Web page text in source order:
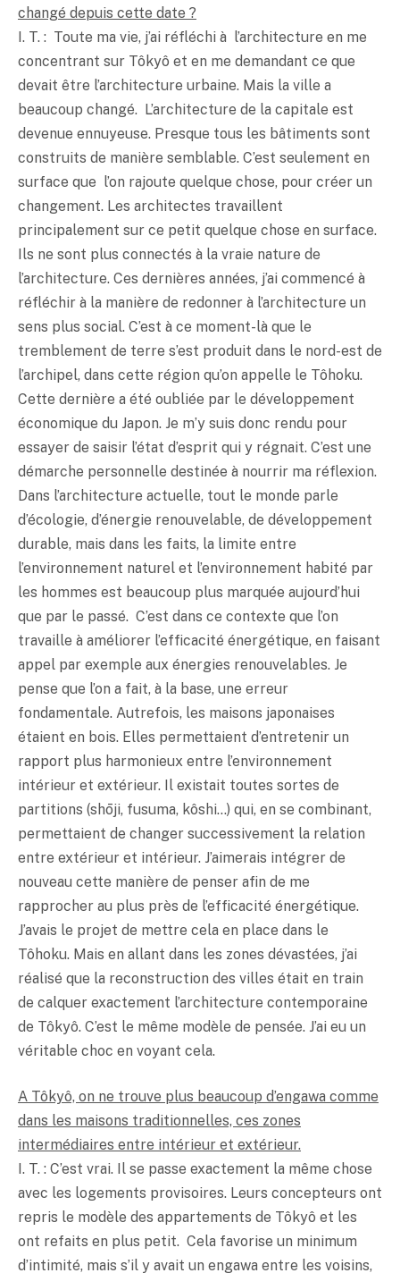
changé depuis cette date ?
I. T. : Toute ma vie, j’ai réfléchi à l’architecture en me
concentrant sur Tôkyô et en me demandant ce que
devait être l’architecture urbaine. Mais la ville a
beaucoup changé. L’architecture de la capitale est
devenue ennuyeuse. Presque tous les bâtiments sont
construits de manière semblable. C’est seulement en
surface que l’on rajoute quelque chose, pour créer un
changement. Les architectes travaillent
principalement sur ce petit quelque chose en surface.
Ils ne sont plus connectés à la vraie nature de
l’architecture. Ces dernières années, j’ai commencé à
réfléchir à la manière de redonner à l’architecture un
sens plus social. C’est à ce moment-là que le
tremblement de terre s’est produit dans le nord-est de
l’archipel, dans cette région qu’on appelle le Tôhoku.
Cette dernière a été oubliée par le développement
économique du Japon. Je m’y suis donc rendu pour
essayer de saisir l’état d’esprit qui y régnait. C’est une
démarche personnelle destinée à nourrir ma réflexion.
Dans l’architecture actuelle, tout le monde parle
d’écologie, d’énergie renouvelable, de développement
durable, mais dans les faits, la limite entre
l’environnement naturel et l’environnement habité par
les hommes est beaucoup plus marquée aujourd’hui
que par le passé. C’est dans ce contexte que l’on
travaille à améliorer l’efficacité énergétique, en faisant
appel par exemple aux énergies renouvelables. Je
pense que l’on a fait, à la base, une erreur
fondamentale. Autrefois, les maisons japonaises
étaient en bois. Elles permettaient d’entretenir un
rapport plus harmonieux entre l’environnement
intérieur et extérieur. Il existait toutes sortes de
partitions (shōji, fusuma, kôshi…) qui, en se combinant,
permettaient de changer successivement la relation
entre extérieur et intérieur. J’aimerais intégrer de
nouveau cette manière de penser afin de me
rapprocher au plus près de l’efficacité énergétique.
J’avais le projet de mettre cela en place dans le
Tôhoku. Mais en allant dans les zones dévastées, j’ai
réalisé que la reconstruction des villes était en train
de calquer exactement l’architecture contemporaine
de Tôkyô. C’est le même modèle de pensée. J’ai eu un
véritable choc en voyant cela.
A Tôkyô, on ne trouve plus beaucoup d’engawa comme
dans les maisons traditionnelles, ces zones
intermédiaires entre intérieur et extérieur.
I. T. : C’est vrai. Il se passe exactement la même chose
avec les logements provisoires. Leurs concepteurs ont
repris le modèle des appartements de Tôkyô et les
ont refaits en plus petit. Cela favorise un minimum
d’intimité, mais s’il y avait un engawa entre les voisins,